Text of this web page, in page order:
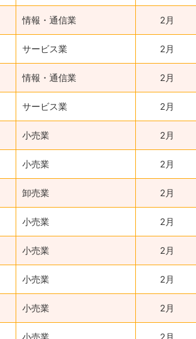
情報・通信業 2月
サービス業 2月
情報・通信業 2月
サービス業 2月
小売業 2月
小売業 2月
卸売業 2月
小売業 2月
小売業 2月
小売業 2月
小売業 2月